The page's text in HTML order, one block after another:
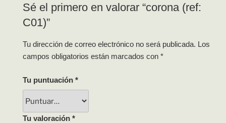
Sé el primero en valorar “corona (ref:
C01)”
Tu dirección de correo electrónico no será publicada. Los
campos obligatorios están marcados con *
Tu puntuación *
Tu valoración *